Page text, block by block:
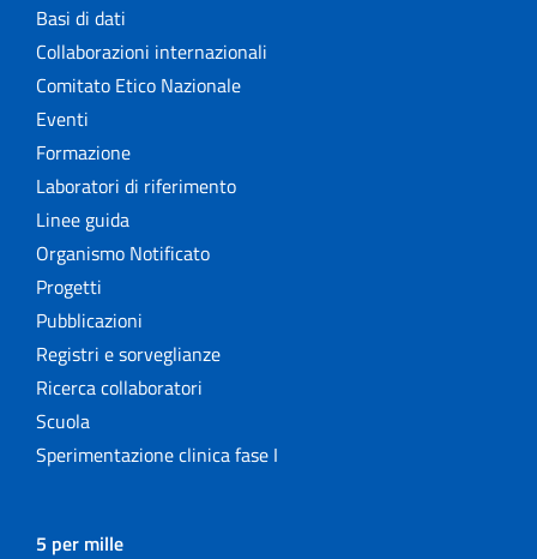
Basi di dati
Collaborazioni internazionali
Comitato Etico Nazionale
Eventi
Formazione
Laboratori di riferimento
Linee guida
Organismo Notificato
Progetti
Pubblicazioni
Registri e sorveglianze
Ricerca collaboratori
Scuola
Sperimentazione clinica fase I
5 per mille